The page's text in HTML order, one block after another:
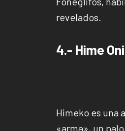
revelados.
4.- Hime
Himeko es una
«arma», un